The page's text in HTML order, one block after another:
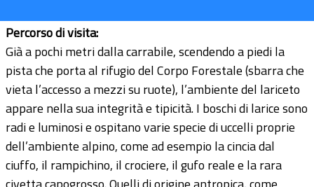
Percorso di visita:
Già a pochi metri dalla carrabile, scendendo a piedi la
pista che porta al rifugio del Corpo Forestale (sbarra che
vieta l’accesso a mezzi su ruote), l’ambiente del lariceto
appare nella sua integrità e tipicità. I boschi di larice sono
radi e luminosi e ospitano varie specie di uccelli proprie
dell’ambiente alpino, come ad esempio la cincia dal
ciuffo, il rampichino, il crociere, il gufo reale e la rara